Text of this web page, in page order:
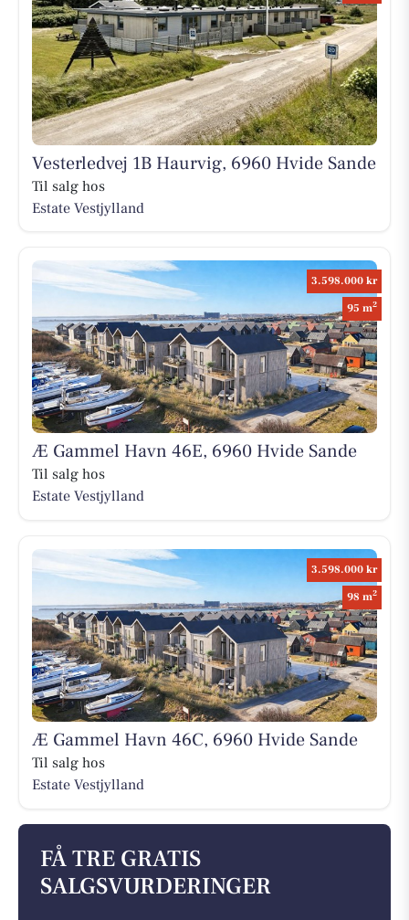
Vesterledvej 1B Haurvig, 6960 Hvide Sande
Til salg hos
Estate Vestjylland
3.598.000 kr
95 m2
Æ Gammel Havn 46E, 6960 Hvide Sande
Til salg hos
Estate Vestjylland
3.598.000 kr
98 m2
Æ Gammel Havn 46C, 6960 Hvide Sande
Til salg hos
Estate Vestjylland
FÅ TRE GRATIS
SALGSVURDERINGER